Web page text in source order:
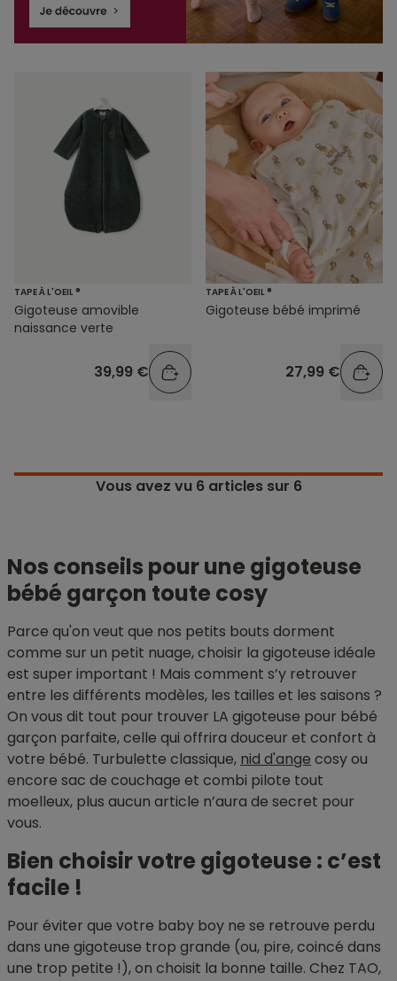
TAPE À L'OEIL ®
Gigoteuse amovible
naissance verte
39,99 €
TAPE À L'OEIL ®
Gigoteuse bébé imprimé
27,99 €
Vous avez vu 6articles sur 6
Nos conseils pour une gigoteuse
bébé garçon toute cosy
Parce qu'on veut que nos petits bouts dorment
comme sur un petit nuage, choisir la gigoteuse idéale
est super important ! Mais comment s’y retrouver
entre les différents modèles, les tailles et les saisons ?
On vous dit tout pour trouver LA gigoteuse pour bébé
garçon parfaite, celle qui offrira douceur et confort à
votre bébé. Turbulette classique, nid d'ange cosy ou
encore sac de couchage et combi pilote tout
moelleux, plus aucun article n’aura de secret pour
vous.
Bien choisir votre gigoteuse : c’est
facile !
Pour éviter que votre baby boy ne se retrouve perdu
dans une gigoteuse trop grande (ou, pire, coincé dans
une trop petite !), on choisit la bonne taille. Chez TAO,